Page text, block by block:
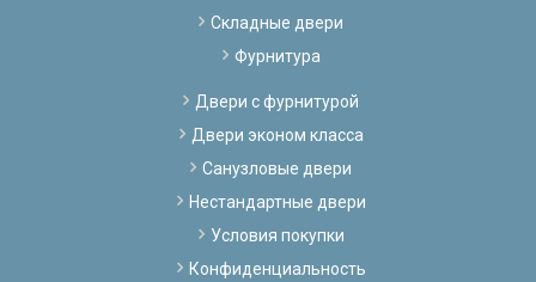
Складные двери
Фурнитура
Двери с фурнитурой
Двери эконом класса
Санузловые двери
Нестандартные двери
Условия покупки
Конфиденциальность